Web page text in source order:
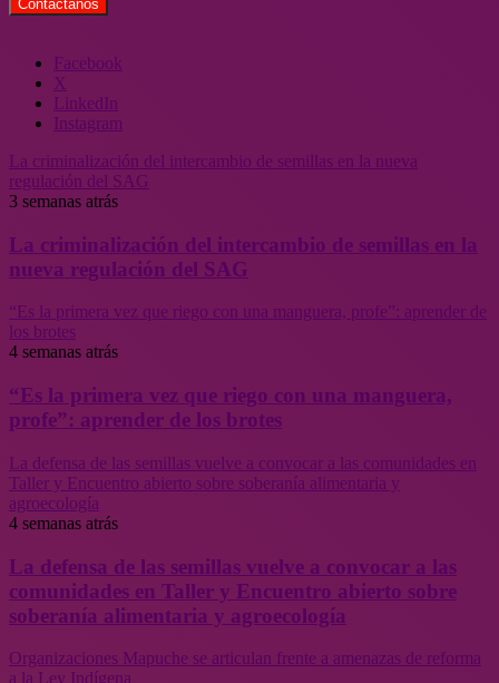
Facebook
X
LinkedIn
Instagram
La criminalización del intercambio de semillas en la nueva
regulación del SAG
3 semanas atrás
La criminalización del intercambio de semillas en la
nueva regulación del SAG
“Es la primera vez que riego con una manguera, profe”: aprender de
los brotes
4 semanas atrás
“Es la primera vez que riego con una manguera,
profe”: aprender de los brotes
La defensa de las semillas vuelve a convocar a las comunidades en
Taller y Encuentro abierto sobre soberanía alimentaria y
agroecología
4 semanas atrás
La defensa de las semillas vuelve a convocar a las
comunidades en Taller y Encuentro abierto sobre
soberanía alimentaria y agroecología
Organizaciones Mapuche se articulan frente a amenazas de reforma
a la Ley Indígena